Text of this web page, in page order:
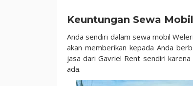
Keuntungan Sewa
Anda sendiri dalam sewa mobil
akan memberikan kepada Anda
jasa dari Gavriel Rent sendiri
ada.